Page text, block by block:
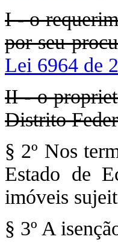
I - o
por seu
Lei 6964 de
II - o
Distrito
§ 2º Nos
Estado de
imóveis
§ 3º A